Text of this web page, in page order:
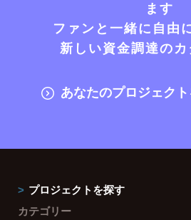
ます
ファンと一緒に自由
新しい資金調達の
あなたのプロジェク
プロジェクトを探す
カテゴリー